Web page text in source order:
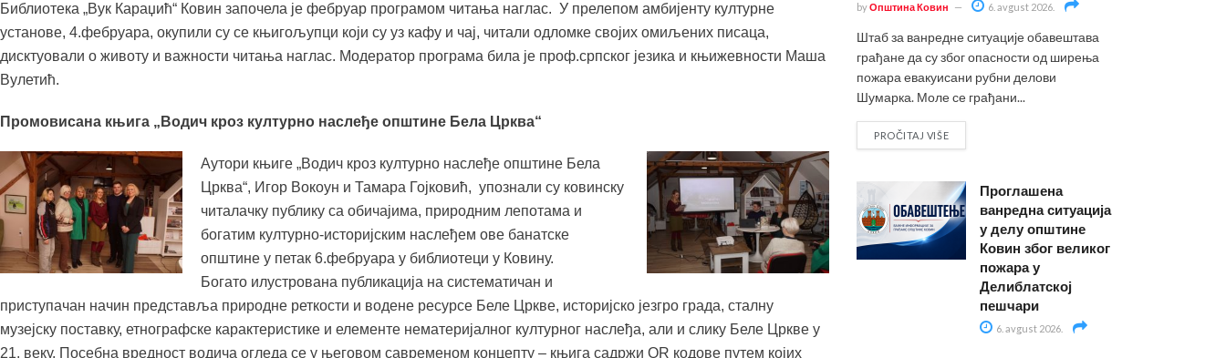
Библиотека „Вук Караџић“ Ковин започела је фебруар програмом читања наглас. У прелепом амбијенту културне
установе, 4.фебруара, окупили су се књигољупци који су уз кафу и чај, читали одломке својих омиљених писаца,
дисктуовали о животу и важности читања наглас. Модератор програма била је проф.српског језика и књижевности Маша
Вулетић.
Промовисана књига „Водич кроз културно наслеђе општине Бела Црква“
Аутори књиге „Водич кроз културно наслеђе општине Бела
Црква“, Игор Вокоун и Тамара Гојковић, упознали су ковинску
читалачку публику са обичајима, природним лепотама и
богатим културно-историјским наслеђем ове банатске
општине у петак 6.фебруара у библиотеци у Ковину.
Богато илустрована публикација на систематичан и
приступачан начин представља природне реткости и водене ресурсе Беле Цркве, историјско језгро града, сталну
музејску поставку, етнографске карактеристике и елементе нематеријалног културног наслеђа, али и слику Беле Цркве у
21. веку. Посебна вредност водича огледа се у његовом савременом концепту – књига садржи QR кодове путем којих
byОпштина Ковин 6. avgust 2026.
Штаб за ванредне ситуације обавештава
грађане да су због опасности од ширења
пожара евакуисани рубни делови
Шумарка. Моле се грађани...
PROČITAJ VIŠE
Проглашена
ванредна ситуација
у делу општине
Ковин због великог
пожара у
Делиблатској
пешчари
6. avgust 2026.